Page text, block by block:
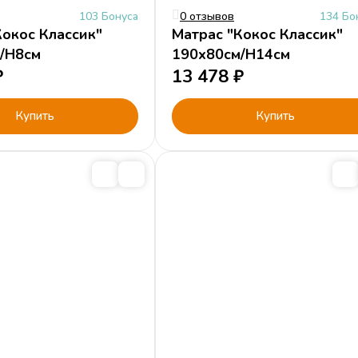
Для девочек Для мальчиков
103 Бонуса
Классик"
Купить
0 отзывов 134
Матрас "Кокос Классик"
190x80см/H14см
13 478 ₽
Купить